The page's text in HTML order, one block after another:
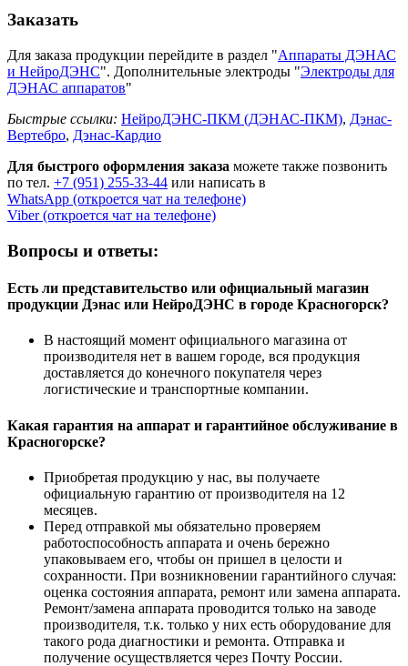
Заказать
Для заказа продукции перейдите в раздел "Аппараты ДЭНАС
и НейроДЭНС". Дополнительные электроды "Электроды для
ДЭНАС аппаратов"
Быстрые ссылки: НейроДЭНС-ПКМ (ДЭНАС-ПКМ), Дэнас-
Вертебро, Дэнас-Кардио
Для быстрого оформления заказа можете также позвонить
по тел. +7 (951) 255-33-44 или написать в
WhatsApp (откроется чат на телефоне)
Viber (откроется чат на телефоне)
Вопросы и ответы:
Есть ли представительство или официальный магазин
продукции Дэнас или НейроДЭНС в городе Красногорск?
В настоящий момент официального магазина от
производителя нет в вашем городе, вся продукция
доставляется до конечного покупателя через
логистические и транспортные компании.
Какая гарантия на аппарат и гарантийное обслуживание в
Красногорске?
Приобретая продукцию у нас, вы получаете
официальную гарантию от производителя на 12
месяцев.
Перед отправкой мы обязательно проверяем
работоспособность аппарата и очень бережно
упаковываем его, чтобы он пришел в целости и
сохранности. При возникновении гарантийного случая:
оценка состояния аппарата, ремонт или замена аппарата.
Ремонт/замена аппарата проводится только на заводе
производителя, т.к. только у них есть оборудование для
такого рода диагностики и ремонта. Отправка и
получение осуществляется через Почту России.